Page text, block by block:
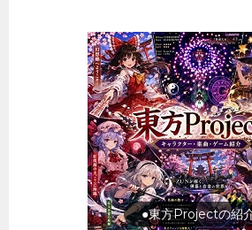
旅行の前に旅行先をチ